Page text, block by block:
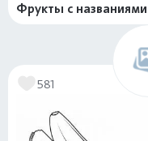
Фрукты с названиями
581